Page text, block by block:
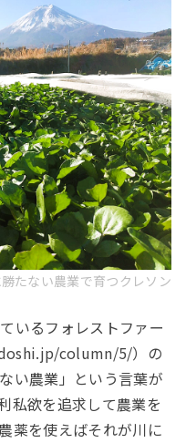
たない農業で育つクレソン
いるフォレストファー
column/5/）の
い農業」という言葉が
私欲を追求して農業を
薬を使えばそれが川に